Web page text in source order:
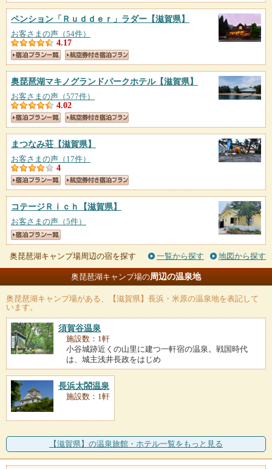
ペンション「Ｒｕｄｄｅｒ」ラダー 【滋賀県】
お客さまの声（54件）
4.17
奥琵琶湖マキノグランドパークホテル【滋賀県】
お客さまの声（577件）
4.02
まつなみ荘 【滋賀県】
お客さまの声（17件）
4
コテージＲｉｃｈ 【滋賀県】
お客さまの声（5件）
奥琵琶湖キャンプ場周辺の宿を探す 一覧から探す 地図から探す
奥琵琶湖キャンプ場の周辺の温泉地
奥琵琶湖キャンプ場がある、【滋賀県】長浜・米原の温泉地を表記して
います。
須賀谷温泉
施設数：1軒
小谷城跡近くの山里に建つ一軒宿の温泉。戦国時代
は、城主浅井長政をはじめ
長浜太閤温泉
施設数：1軒
【滋賀県】の温泉旅館・ホテル一覧をもっと見る